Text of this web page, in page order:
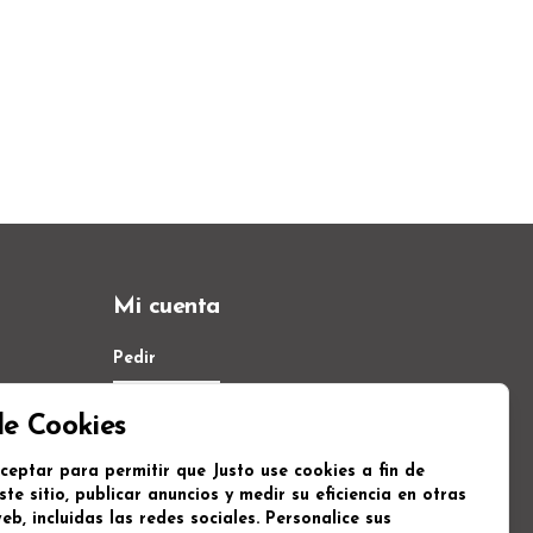
Mi cuenta
Pedir
Cookies
para permitir que Justo use cookies a fin de
sitio, publicar anuncios y medir su eficiencia en otras
incluidas las redes sociales. Personalice sus